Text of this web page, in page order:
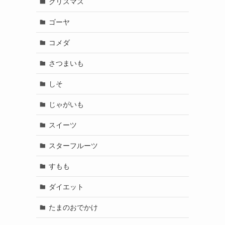
ゴーヤ
コメダ
さつまいも
しそ
じゃがいも
スイーツ
スターフルーツ
すもも
ダイエット
たまのおでかけ